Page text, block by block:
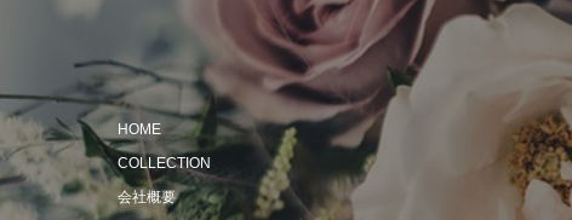
HOME
COLLECTION
会社概要